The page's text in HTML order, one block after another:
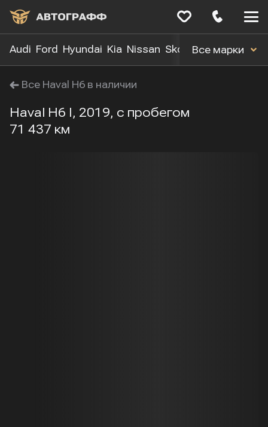
Audi Ford Hyundai Kia Nissan Skoda Toyota
Все марки
Все Haval H6 в наличии
Haval H6 I, 2019, с пробегом
71 437 км